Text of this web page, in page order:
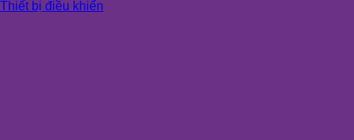
Thiết bị điều khiển